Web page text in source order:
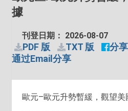
據
刊登日期： 2026-08-07
PDF 版 TXT 版
分
通过Email分享
歐元–歐元升勢暫緩，觀望美